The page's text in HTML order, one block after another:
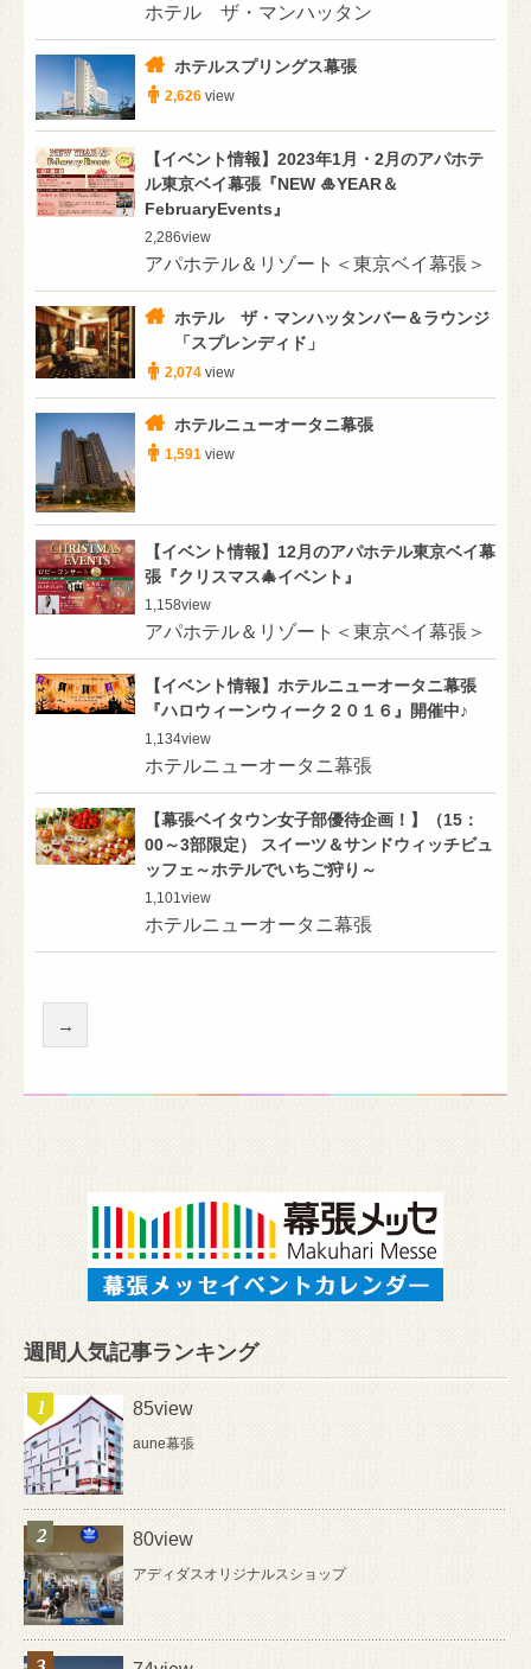
ホテル ザ・マンハッタン
ホテルスプリングス幕張
2,626 view
【イベント情報】2023年1月・2月のアパホテ
ル東京ベイ幕張『NEW 🎍YEAR＆
FebruaryEvents』
2,286view
アパホテル＆リゾート＜東京ベイ幕張＞
ホテル ザ・マンハッタンバー＆ラウンジ
「スプレンディド」
2,074 view
ホテルニューオータニ幕張
1,591 view
【イベント情報】12月のアパホテル東京ベイ幕
張『クリスマス🎄イベント』
1,158view
アパホテル＆リゾート＜東京ベイ幕張＞
【イベント情報】ホテルニューオータニ幕張
『ハロウィーンウィーク２０１６』開催中♪
1,134view
ホテルニューオータニ幕張
【幕張ベイタウン女子部優待企画！】（15：
00～3部限定） スイーツ＆サンドウィッチビュ
ッフェ～ホテルでいちご狩り～
1,101view
ホテルニューオータニ幕張
→
週間人気記事ランキング
85view
aune幕張
80view
アディダスオリジナルスショップ